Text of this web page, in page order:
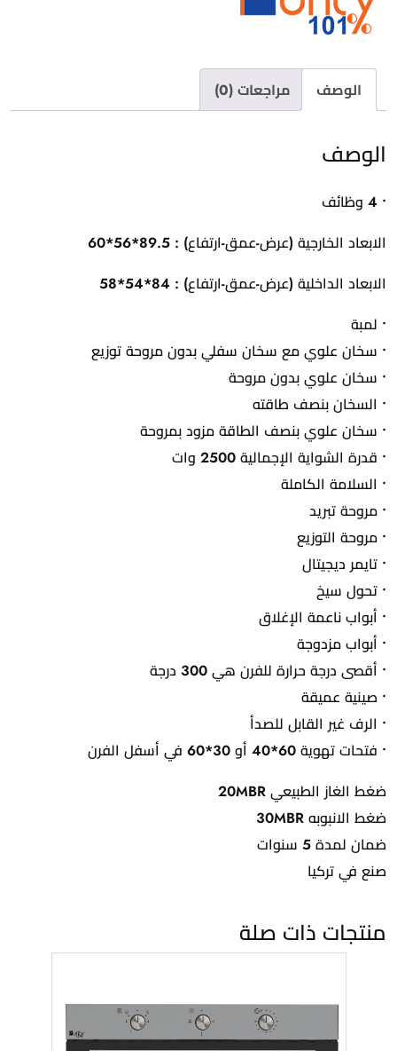
الوصف مراجعات (0)
الوصف
• 4 وظائف
الابعاد الخارجية (عرض-عمق-ارتفاع) : 89.5*56*60
الابعاد الداخلية (عرض-عمق-ارتفاع) : 84*54*58
• لمبة
• سخان علوي مع سخان سفلي بدون مروحة توزيع
• سخان علوي بدون مروحة
• السخان بنصف طاقته
• سخان علوي بنصف الطاقة مزود بمروحة
• قدرة الشواية الإجمالية 2500 وات
• السلامة الكاملة
• مروحة تبريد
• مروحة التوزيع
• تايمر ديجيتال
• تحول سيخ
• أبواب ناعمة الإغلاق
• أبواب مزدوجة
• أقصى درجة حرارة للفرن هي 300 درجة
• صينية عميقة
• الرف غير القابل للصدأ
• فتحات تهوية 60*40 أو 30*60 في أسفل الفرن
ضغط الغاز الطبيعي 20MBR
ضغط الانبوبه 30MBR
ضمان لمدة 5 سنوات
صنع في تركيا
منتجات ذات صلة